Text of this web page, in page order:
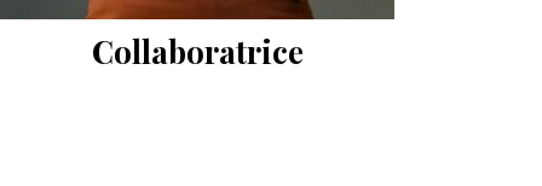
Collaboratrice